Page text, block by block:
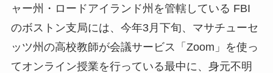
ャー州・ロードアイランド州を管轄している FBI
のボストン支局には、今年3月下旬、マサチューセ
ッツ州の高校教師が会議サービス「Zoom」を使っ
てオンライン授業を行っている最中に、身元不明